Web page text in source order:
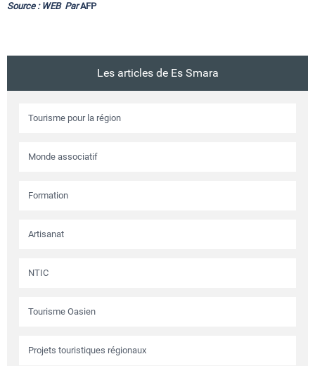
Source : WEB ParAFP
Les articles de Es Smara
Tourisme pour la région
Monde associatif
Formation
Artisanat
NTIC
Tourisme Oasien
Projets touristiques régionaux